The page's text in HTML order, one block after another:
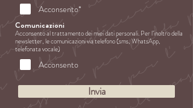
Acconsento*
Comunicazioni
Acconsento al trattamento dei miei dati personali. Per l’inoltro della
newsletter, le comunicazioni via telefono (sms, WhatsApp,
telefonata vocale)
Acconsento
Invia